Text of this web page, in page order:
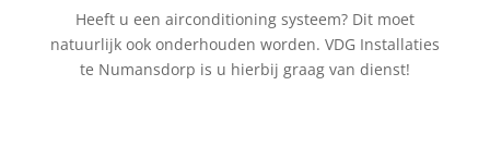
Heeft u een airconditioning systeem? Dit moet
natuurlijk ook onderhouden worden. VDG Installaties
te Numansdorp is u hierbij graag van dienst!